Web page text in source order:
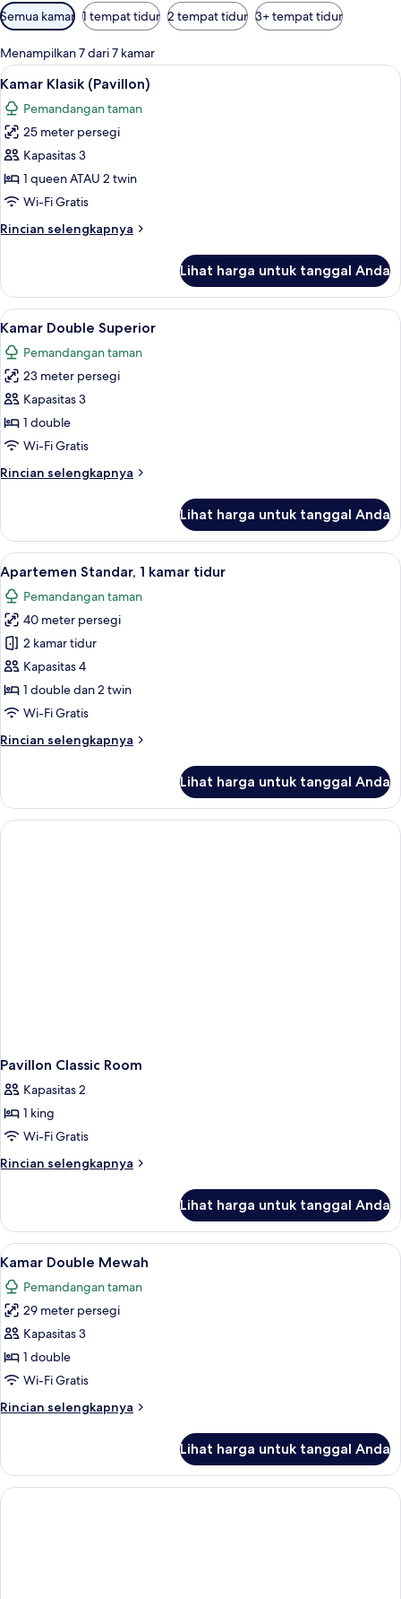
Filter
tersedia
untuk
kamar
Semua kamar 1 tempat tidur 2 tempat tidur 3+ tempat tidur
Menampilkan 7 dari 7 kamar
Lihat
semua
foto
untuk
Kamar
Klasik
(Pavillon)
Kamar Klasik (Pavillon) | Seprai
16
Kamar Klasik (Pavillon)
Pemandangan taman
25 meter persegi
Kapasitas 3
1 queen ATAU 2 twin
Wi-Fi Gratis
Rincian selengkapnya
Rincian
Kamar
Klasik
(Pavillon)
Lihat harga untuk tanggal Anda
Lihat
semua
foto
untuk
Kamar
Double
Superior
Kamar Double Superior | Seprai
15
Kamar Double Superior
Pemandangan taman
23 meter persegi
Kapasitas 3
1 double
Wi-Fi Gratis
Rincian selengkapnya
Rincian
Kamar
Double
Superior
Lihat harga untuk tanggal Anda
Lihat
semua
foto
untuk
Apartemen
Standar,
1
kamar
Apartemen Standar, 1 kamar tidur |
10
Apartemen Standar, 1 kamar tidur
Pemandangan taman
40 meter persegi
2 kamar tidur
Kapasitas 4
1 double dan 2 twin
Wi-Fi Gratis
Rincian selengkapnya
Rincian
Apartemen
Standar,
1
Lihat harga untuk tanggal Anda
Pavillon Classic Room
Kapasitas 2
1 king
Wi-Fi Gratis
Rincian selengkapnya
Rincian
Pavillon
Classic
Room
Lihat harga untuk tanggal Anda
Lihat
semua
foto
untuk
Kamar
Double
Mewah
Kamar Double Mewah | Seprai
11
Kamar Double Mewah
Pemandangan taman
29 meter persegi
Kapasitas 3
1 double
Wi-Fi Gratis
Rincian selengkapnya
Rincian
Kamar
Double
Mewah
Lihat harga untuk tanggal Anda